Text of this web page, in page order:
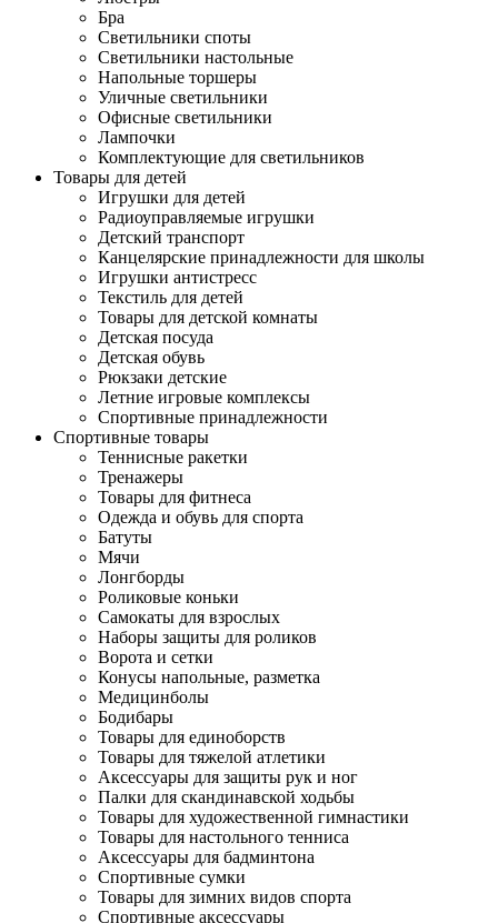
Бра
Светильники споты
Светильники настольные
Напольные торшеры
Уличные светильники
Офисные светильники
Лампочки
Комплектующие для светильников
Товары для детей
Игрушки для детей
Радиоуправляемые игрушки
Детский транспорт
Канцелярские принадлежности для школы
Игрушки антистресс
Текстиль для детей
Товары для детской комнаты
Детская посуда
Детская обувь
Рюкзаки детские
Летние игровые комплексы
Спортивные принадлежности
Спортивные товары
Теннисные ракетки
Тренажеры
Товары для фитнеса
Одежда и обувь для спорта
Батуты
Мячи
Лонгборды
Роликовые коньки
Самокаты для взрослых
Наборы защиты для роликов
Ворота и сетки
Конусы напольные, разметка
Медицинболы
Бодибары
Товары для единоборств
Товары для тяжелой атлетики
Аксессуары для защиты рук и ног
Палки для скандинавской ходьбы
Товары для художественной гимнастики
Товары для настольного тенниса
Аксессуары для бадминтона
Спортивные сумки
Товары для зимних видов спорта
Спортивные аксессуары